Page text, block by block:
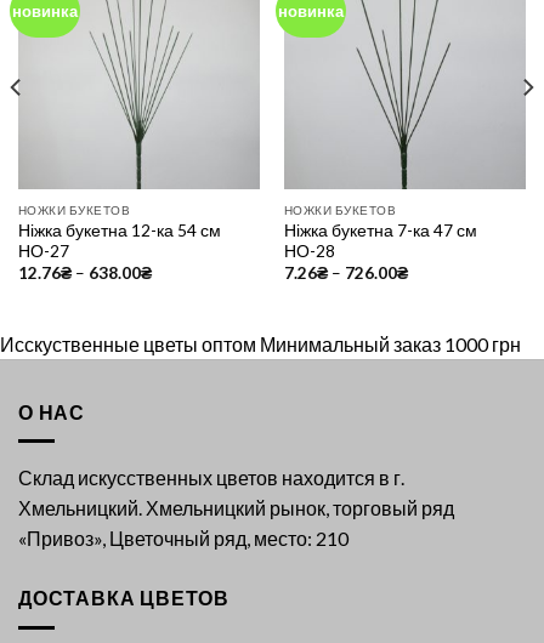
новинка
НОЖКИ БУКЕТОВ
Ніжка букетна 12-ка 54 см
НО-27
12.76₴– 638.00₴
новинка
НОЖКИ БУКЕТОВ
Ніжка букетна 7-ка 47 см
НО-28
7.26₴– 726.00₴
Исскуственные цветы оптом Минимальный заказ 1000 грн
О НАС
Склад искусственных цветов находится в г.
Хмельницкий. Хмельницкий рынок, торговый ряд
«Привоз», Цветочный ряд, место: 210
ДОСТАВКА ЦВЕТОВ